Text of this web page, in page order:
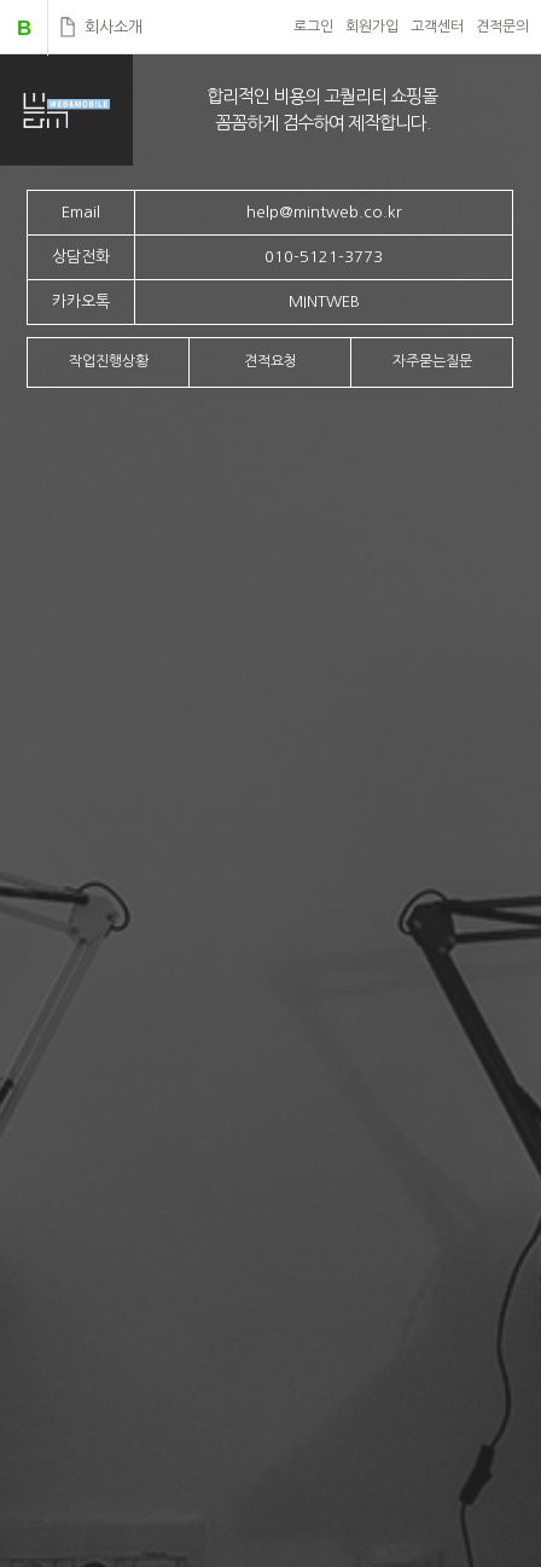
B 회사소개 견적문의
고객센터
회원가입
로그인
합리적인 비용의 고퀄리티 쇼핑몰
꼼꼼하게 검수하여 제작합니다.
Email help@mintweb.co.kr
상담전화 010-5121-3773
카카오톡 MINTWEB
작업진행상황 견적요청 자주묻는질문